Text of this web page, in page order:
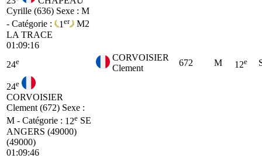
Cyrille (636) Sexe : M
- Catégorie :
1 er
M2
LA TRACE
01:09:16
24e
CORVOISIER
Clement
672 M 12e
24e
CORVOISIER
Clement (672) Sexe :
M - Catégorie : 12e SE
ANGERS (49000)
(49000)
01:09:46